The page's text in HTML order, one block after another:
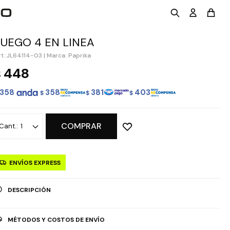
4 EN LINEA
JL64114-03 | Marca: Paprika
448
358 $ 358 $ 381 $ 403
1 COMPRAR
ENVÍOS EXPRESS
DESCRIPCIÓN
MÉTODOS Y COSTOS DE ENVÍO